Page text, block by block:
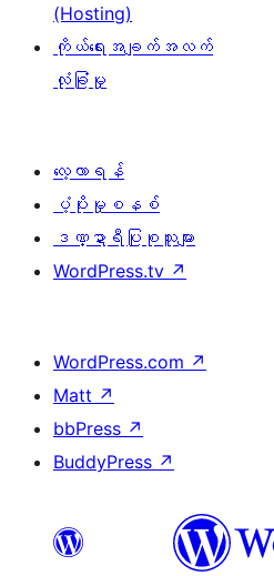
(Hosting)
ကိုယ်ရေးအချက်အလက်
လုံခြုံမှု
လေ့လာရန်
ပံ့ပိုးမှုစနစ်
ဒဏ္ဍာရီပြုစုသူများ
WordPress.tv ↗
WordPress.com ↗
Matt ↗
bbPress ↗
BuddyPress ↗